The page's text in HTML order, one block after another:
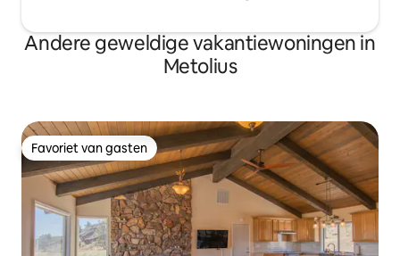
Andere geweldige vakantiewoningen in
Metolius
Favoriet van gasten
Favoriet van gasten